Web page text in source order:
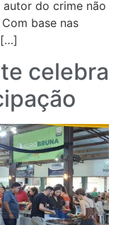
autor do crime não
base nas
[…]
celebra